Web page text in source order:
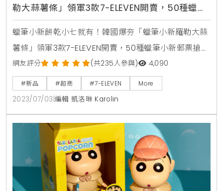
勒大蒜薯條」領軍3款7-ELEVEN開賣，50種蠟筆
小新郵票搶收藏
蠟筆小新餅乾小七就有！韓國爆夯「蠟筆小新羅勒大蒜
薯條」領軍3款7-ELEVEN開賣，50種蠟筆小新郵票搶收
藏韓國蠟筆小新羅勒大蒜風味薯條、迷你可可風味餅、
迷你草莓風味餅販售通路：全台 7-Eleven 門市優惠資
訊：兩件8折、四件以上75折（原價 $89元/件）活動
期間：2023/6/14-7/9蠟筆小新甲蟲造型餅四連包販售
通路：全台 7-Eleven 門市優惠資訊：兩件8折、四件
以上75折（原價
網友評分 (共235人參與) 4,090
#新品 #超商 #7-ELEVEN More
2023/07/03 編輯 凱洛琳 Karolin